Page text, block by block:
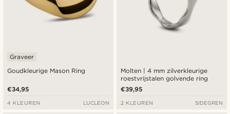
Goudkleurige Mason Ring
Graveer
€34,95
4 KLEUREN LUCLEON
Molten | 4 mm zilverkleurige
roestvrijstalen golvende ring
€39,95
2 KLEUREN SIDEGREN